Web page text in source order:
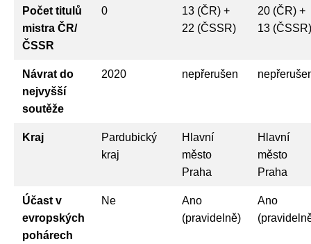
Počet titulů
mistra ČR/
ČSSR
0
13 (ČR) +
22 (ČSSR)
20 (ČR) +
13 (ČSSR)
Návrat do
nejvyšší
soutěže
2020 nepřerušen
Kraj
Pardubický
kraj
Hlavní
město
Praha
Hlavní
město
Praha
Účast v
evropských
pohárech
Ne
Ano
(pravidelně)
Ano